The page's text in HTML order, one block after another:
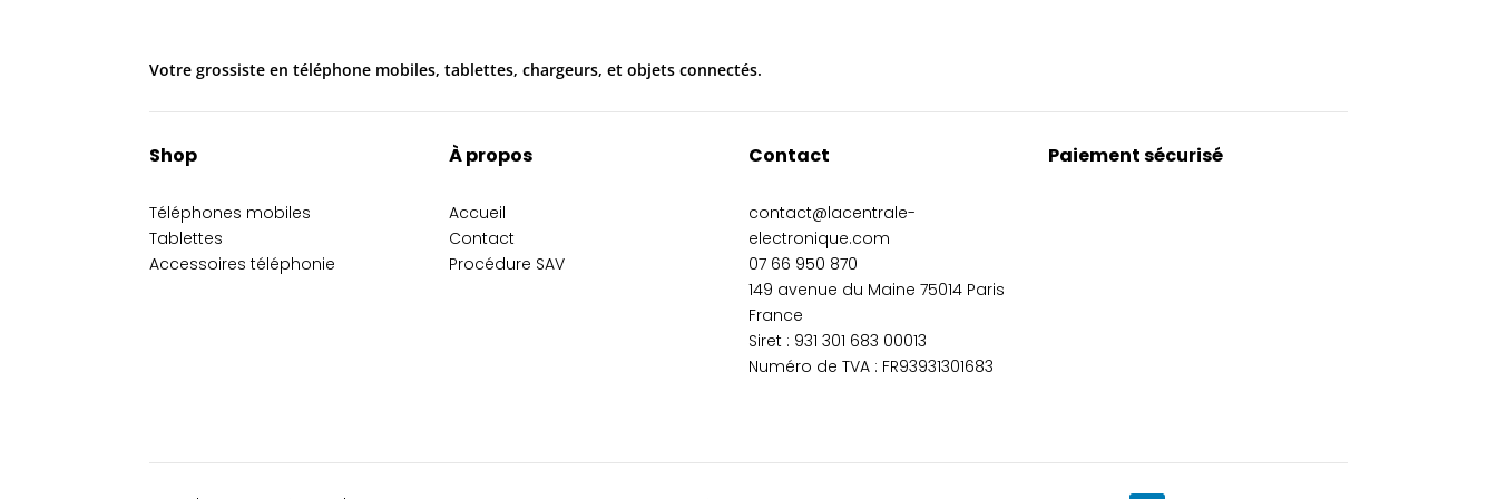
Votre grossiste en téléphone mobiles, tablettes, chargeurs, et objets connectés.
Shop
Téléphones mobiles
Tablettes
Accessoires téléphonie
À propos
Accueil
Contact
Procédure SAV
Contact
contact@lacentrale-
electronique.com
07 66 950 870
149 avenue du Maine 75014 Paris
France
Siret : 931 301 683 00013
Numéro de TVA : FR93931301683
Paiement sécurisé